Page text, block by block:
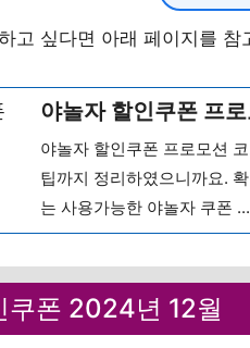
고 싶다면 아래 페이지를 참
야놀자 할인쿠폰 프
야놀자 할인쿠폰 프로모션
팁까지 정리하였으니까요.
는 사용가능한 야놀자 쿠폰 ...
쿠폰 2024년 12월